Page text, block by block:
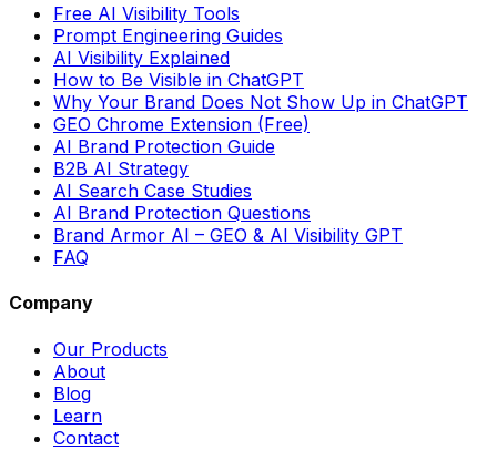
Free AI Visibility Tools
Prompt Engineering Guides
AI Visibility Explained
How to Be Visible in ChatGPT
Why Your Brand Does Not Show Up in ChatGPT
GEO Chrome Extension (Free)
AI Brand Protection Guide
B2B AI Strategy
AI Search Case Studies
AI Brand Protection Questions
Brand Armor AI – GEO & AI Visibility GPT
FAQ
Company
Our Products
About
Blog
Learn
Contact